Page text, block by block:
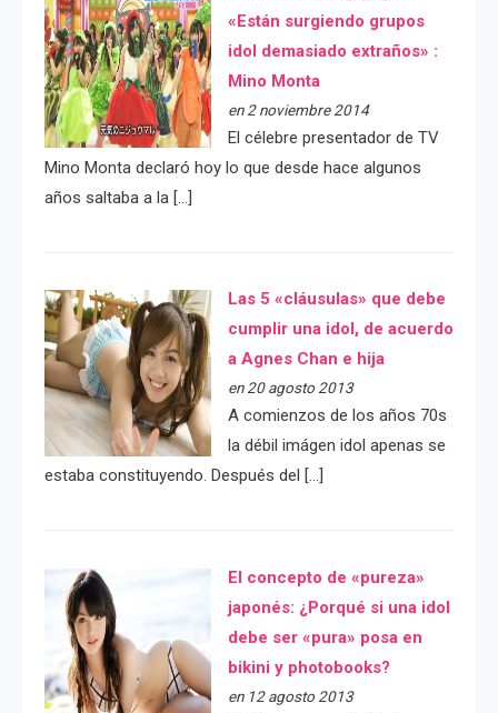
«Están surgiendo grupos
idol demasiado extraños» :
Mino Monta
en 2 noviembre 2014
El célebre presentador de TV
Mino Monta declaró hoy lo que desde hace algunos
años saltaba a la […]
Las 5 «cláusulas» que debe
cumplir una idol, de acuerdo
a Agnes Chan e hija
en 20 agosto 2013
A comienzos de los años 70s
la débil imágen idol apenas se
estaba constituyendo. Después del […]
El concepto de «pureza»
japonés: ¿Porqué si una idol
debe ser «pura» posa en
bikini y photobooks?
en 12 agosto 2013